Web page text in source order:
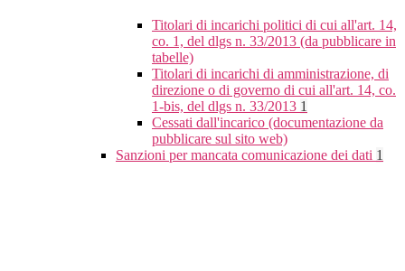
Titolari di incarichi politici di cui all'art. 14,
co. 1, del dlgs n. 33/2013 (da pubblicare in
tabelle)
Titolari di incarichi di amministrazione, di
direzione o di governo di cui all'art. 14, co.
1-bis, del dlgs n. 33/2013 1
Cessati dall'incarico (documentazione da
pubblicare sul sito web)
Sanzioni per mancata comunicazione dei dati 1